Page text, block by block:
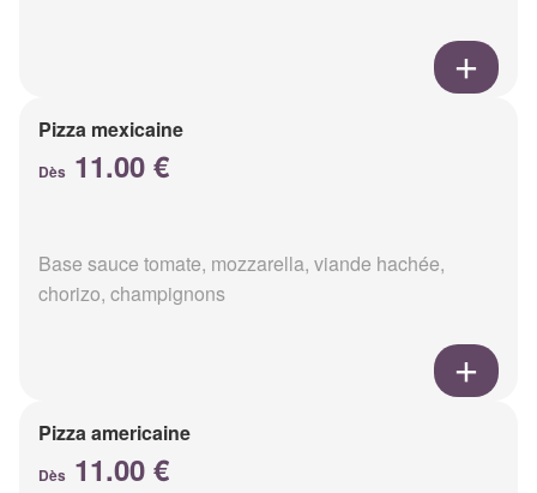
Pizza mexicaine
Dès 11.00 €
Base sauce tomate, mozzarella, viande hachée,
chorizo, champignons
Pizza americaine
Dès 11.00 €